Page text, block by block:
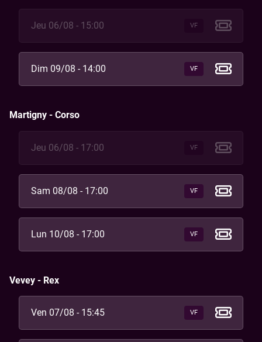
Jeu 06/08 - 15:00 VF
Dim 09/08 - 14:00 VF
Martigny - Corso
Jeu 06/08 - 17:00 VF
Sam 08/08 - 17:00 VF
Lun 10/08 - 17:00 VF
Vevey - Rex
Ven 07/08 - 15:45 VF